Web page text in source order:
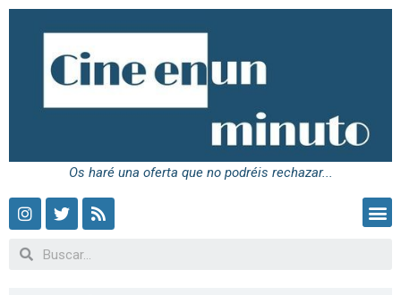
Os haré una oferta que no podréis rechazar...